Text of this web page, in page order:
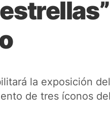
la exposición
de tres íconos